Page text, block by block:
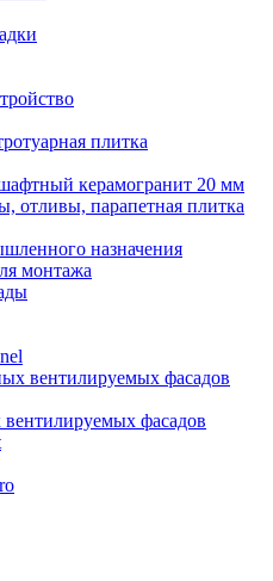
плитка
керамогранит 20 мм
отливы, парапетная плитка
назначения
монтажа
вентилируемых фасадов
вентилируемых фасадов